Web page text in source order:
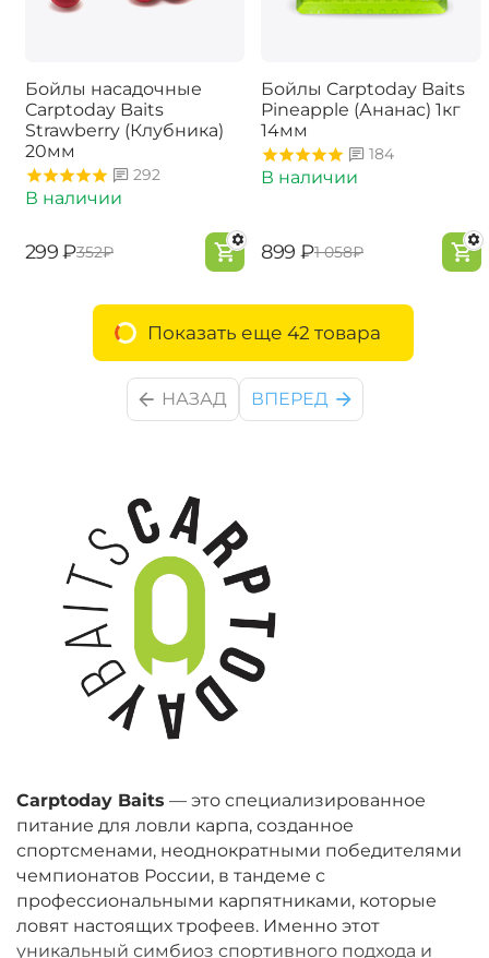
Carptoday Baits — это специализированное
питание для ловли карпа, созданное
спортсменами, неоднократными победителями
чемпионатов России, в тандеме с
профессиональными карпятниками, которые
ловят настоящих трофеев. Именно этот
уникальный симбиоз спортивного подхода и
Бойлы насадочные
Carptoday Baits
Strawberry (Клубника)
20мм
292
В наличии
‍299‍ ₽‍352‍₽
Бойлы Carptoday Baits
Pineapple (Ананас) 1кг
14мм
184
В наличии
‍899‍ ₽‍1 058‍₽
Показать еще 42 товара
НАЗАД ВПЕРЕД